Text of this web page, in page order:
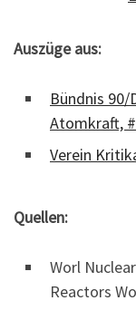
Auszüge aus:
Bündnis 90/
Atomkraft,
Verein
Quellen:
Worl
Reactors